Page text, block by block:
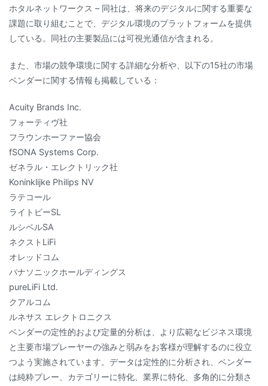
ホタルネットワークス – 同社は、将来のデジタルに関する重要な
課題に取り組むことで、デジタル環境のプラットフォームを提供
している。同社の主要製品には可視光通信が含まれる。
また、市場の競争環境に関する詳細な分析や、以下の15社の市場
ベンダーに関する情報も掲載している：
Acuity Brands Inc.
フォーティヴ社
フラウンホーファー協会
fSONA Systems Corp.
ゼネラル・エレクトリック社
Koninklijke Philips NV
ラテコール
ライトビーSL
ルシベルSA
ネクストLiFi
オレッドコム
パナソニックホールディングス
pureLiFi Ltd.
クアルコム
ルネサス エレクトロニクス
ベンダーの定性的および定量的分析は、より広範なビジネス環境
と主要市場プレーヤーの強みと弱みをお客様が理解するのに役立
つよう実施されています。データは定性的に分析され、ベンダー
は純粋プレー、カテゴリーに特化、業界に特化、多角的に分類さ